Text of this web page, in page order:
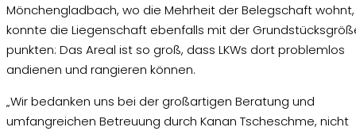
Mönchengladbach, wo die Mehrheit der Belegschaft wohnt,
konnte die Liegenschaft ebenfalls mit der
punkten: Das Areal ist so groß, dass LKWs dort problemlos
andienen und rangieren können.
„Wir bedanken uns bei der großartigen Beratung und
umfangreichen Betreuung durch Kanan Tscheschme, nicht